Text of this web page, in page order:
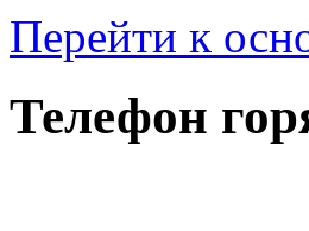
Перейти к
Телефон